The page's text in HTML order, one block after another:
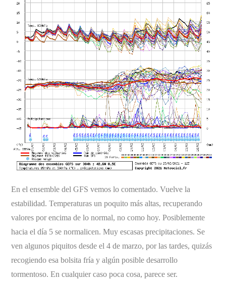
En el ensemble del GFS vemos lo comentado. Vuelve la
estabilidad. Temperaturas un poquito más altas, recuperando
valores por encima de lo normal, no como hoy. Posiblemente
hacia el día 5 se normalicen. Muy escasas precipitaciones. Se
ven algunos piquitos desde el 4 de marzo, por las tardes, quizás
recogiendo esa bolsita fría y algún posible desarrollo
tormentoso. En cualquier caso poca cosa, parece ser.